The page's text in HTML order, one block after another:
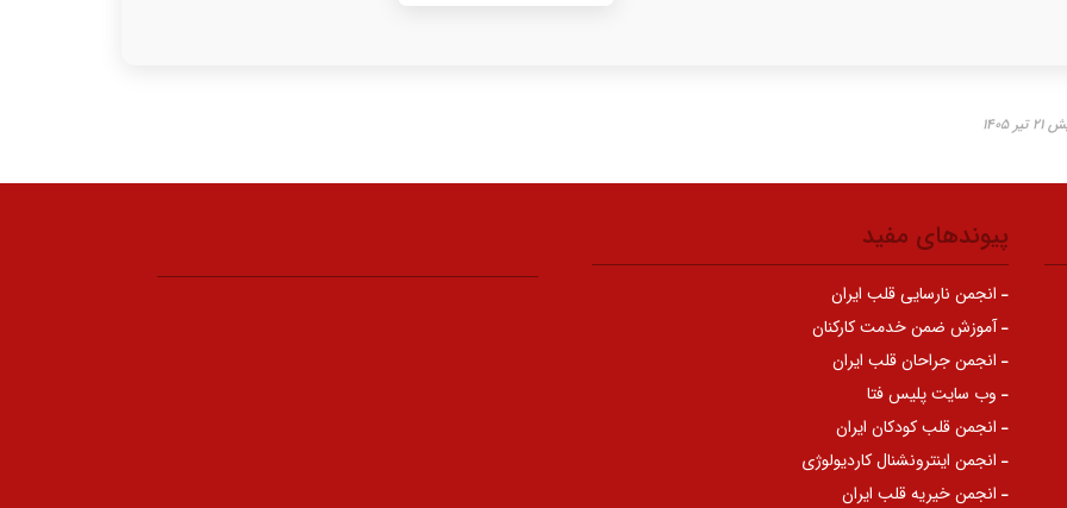
۱۴۰۵
پیوندهای مفید
انجمن نارسایی قلب ایران
آموزش ضمن خدمت کارکنان
انجمن جراحان قلب ایران
وب سایت پلیس فتا
انجمن قلب کودکان ایران
انجمن اینترونشنال کاردیولوژی
انجمن خیریه قلب ایران